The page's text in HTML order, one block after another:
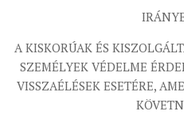
MEGKÖZELÍTÉSBEN
A KISKORÚAK ÉS
SZEMÉLYEK VÉDELME
VISSZAÉLÉSEK ESETÉRE,